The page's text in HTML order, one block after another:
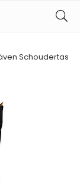
Schoudertas